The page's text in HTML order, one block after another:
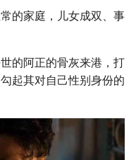
的家庭，儿女成双、事
的阿正的骨灰来港，打
起其对自己性别身份的